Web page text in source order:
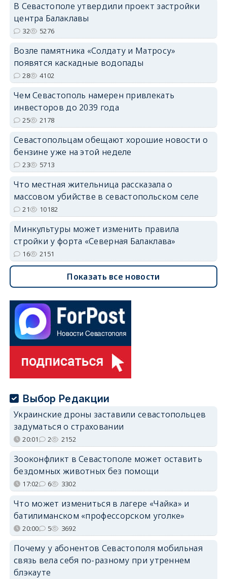
В Севастополе утвердили проект застройки
центра Балаклавы
32 5276
Возле памятника «Солдату и Матросу»
появятся каскадные водопады
28 4102
Чем Севастополь намерен привлекать
инвесторов до 2039 года
25 2178
Севастопольцам обещают хорошие новости о
бензине уже на этой неделе
23 5713
Что местная жительница рассказала о
массовом убийстве в севастопольском селе
21 10182
Минкультуры может изменить правила
стройки у форта «Северная Балаклава»
16 2151
Показать все новости
Выбор Редакции
Украинские дроны заставили севастопольцев
задуматься о страховании
20:01 2 2152
Зооконфликт в Севастополе может оставить
бездомных животных без помощи
17:02 6 3302
Что может измениться в лагере «Чайка» и
батилиманском «профессорском уголке»
20:00 5 3692
Почему у абонентов Севастополя мобильная
связь вела себя по-разному при утреннем
блэкауте